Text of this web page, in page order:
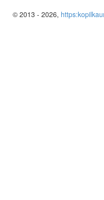
© 2013 - 2026,